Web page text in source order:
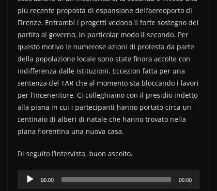
k
piú recente proposta di espansione dell’aereoporto di
Firenze. Entrambi i progetti vedono il forte sostegno del
partito al governo, in particolar modo il secondo. Per
questo motivo le numerose azioni di protesta da parte
della popolazione locale sono state finora accolte con
indifferenza dalle istituzioni. Eccezion fatta per una
sentenza del TAR che al momento sta bloccando i lavori
per l’inceneritore. Ci colleghiamo con il presidio indetto
alla piana in cui i partecipanti hanno portato circa un
centinaio di alberi di natale che hanno trovato nella
piana fiorentina una nuova casa.
Di seguito l’intervista, buon ascolto.
Audio
00:00 00:00